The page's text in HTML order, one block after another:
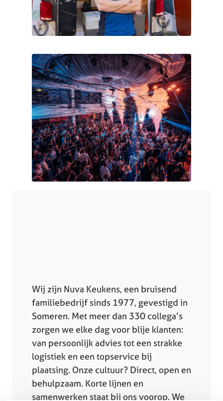
Wij zijn Nuva Keukens, een bruisend
familiebedrijf sinds 1977, gevestigd in
Someren. Met meer dan 330 collega’s
zorgen we elke dag voor blije klanten:
van persoonlijk advies tot een strakke
logistiek en een topservice bij
plaatsing. Onze cultuur? Direct, open en
behulpzaam. Korte lijnen en
samenwerken staat bij ons voorop. We